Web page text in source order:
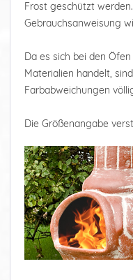
Frost geschützt
Gebrauchsanweisung
Da es sich bei den
Materialien handelt,
Farbabweichungen
Die Größenangabe